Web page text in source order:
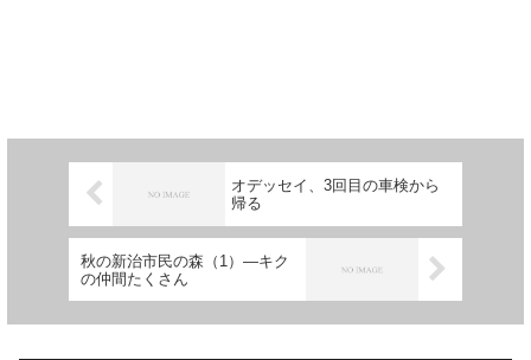
オデッセイ、3回目の車検から
帰る
秋の新治市民の森（1）―キク
の仲間たくさん